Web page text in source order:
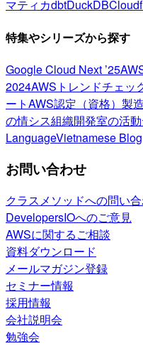
マティカdbtDuckDB
特集やシリーズから探す
Google Cloud Next ’25
2024AWSトレンドチェッ
ートAWS認定（資格） 製
の情シス組織開発室の活動
LanguageVietnamese Blog
お問い合わせ
クラスメソッドへの問い
DevelopersIOへのご意見
AWSに関するご相談
資料ダウンロード
メールマガジン登録
セミナー情報
採用情報
会社説明会
勉強会